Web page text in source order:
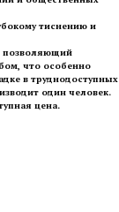
тиснению и
позволяющий
что особенно
в труднодоступных
один человек.
цена.